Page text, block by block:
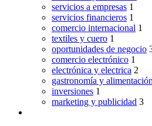
servicios a empresas 1
servicios financieros 1
comercio internacional 1
textiles y cuero 1
oportunidades de negocio
comercio electrónico 1
electrónica y electrica 2
gastronomía y alimentación
inversiones 1
marketing y publicidad 3